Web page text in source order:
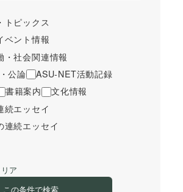
トピックス
ベント情報
・社会関連情報
公論
ASU-NET活動記録
書籍案内
文化情報
続エッセイ
連続エッセイ
ア
この条件で検索